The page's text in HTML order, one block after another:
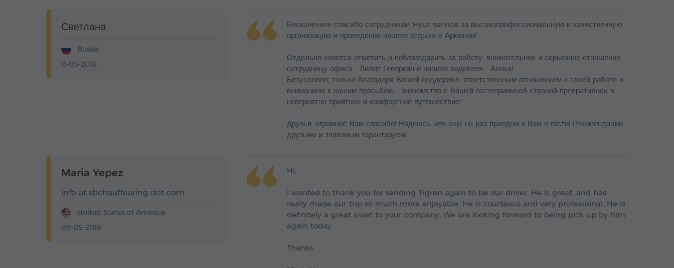
Светлана
Russia
11-05-2016
Бесконечное спасибо сотрудникам Hyur service за высокопрофессиональную и качественную
организацию и проведение нашего отдыха в Армении!
Отдельно хочется отметить и поблагодарить за работу, внимательное и серьезное отношение
сотрудницу офиса - Лилит Геворкян и нашего водителя - Алика!
Безусловно, только благодаря Вашей поддержке, ответственным отношением к своей работе и
вниманием к нашим просьбам, - знакомство с Вашей гостеприимной страной превратилось в
невероятно приятное и комфортное путешествие!
Друзья, огромное Вам спасибо! Надеюсь, что еще не раз приедем к Вам в гости! Рекомендации
друзьям и знакомым гарантируем!
Maria Yepez
info at sbchauffeuring dot com
United States of America
09-05-2016
Hi,
I wanted to thank you for sending Tigren again to be our driver. He is great, and has
really made our trip so much more enjoyable. He is courteous and very professional. He is
definitely a great asset to your company. We are looking forward to being pick up by him
again today.
Thanks,